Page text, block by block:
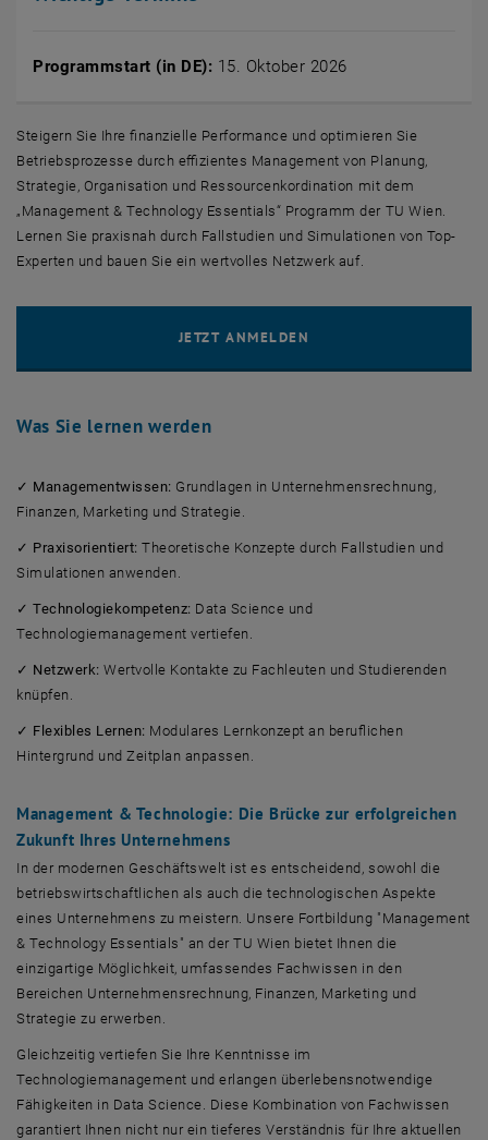
Programmstart (in DE): 15. Oktober 2026
Steigern Sie Ihre finanzielle Performance und optimieren Sie
Betriebsprozesse durch effizientes Management von Planung,
Strategie, Organisation und Ressourcenkordination mit dem
„Management & Technology Essentials“ Programm der TU Wien.
Lernen Sie praxisnah durch Fallstudien und Simulationen von Top-
Experten und bauen Sie ein wertvolles Netzwerk auf.
Was Sie lernen werden
✓ Managementwissen: Grundlagen in Unternehmensrechnung,
Finanzen, Marketing und Strategie.
✓ Praxisorientiert: Theoretische Konzepte durch Fallstudien und
Simulationen anwenden.
✓Technologiekompetenz: Data Science und
Technologiemanagement vertiefen.
✓ Netzwerk: Wertvolle Kontakte zu Fachleuten und Studierenden
knüpfen.
✓ Flexibles Lernen: Modulares Lernkonzept an beruflichen
Hintergrund und Zeitplan anpassen.
Management & Technologie: Die Brücke zur erfolgreichen
Zukunft Ihres Unternehmens
In der modernen Geschäftswelt ist es entscheidend, sowohl die
betriebswirtschaftlichen als auch die technologischen Aspekte
eines Unternehmens zu meistern. Unsere Fortbildung "Management
& Technology Essentials" an der TU Wien bietet Ihnen die
einzigartige Möglichkeit, umfassendes Fachwissen in den
Bereichen Unternehmensrechnung, Finanzen, Marketing und
Strategie zu erwerben.
Gleichzeitig vertiefen Sie Ihre Kenntnisse im
Technologiemanagement und erlangen überlebensnotwendige
Fähigkeiten in Data Science. Diese Kombination von Fachwissen
garantiert Ihnen nicht nur ein tieferes Verständnis für Ihre aktuellen